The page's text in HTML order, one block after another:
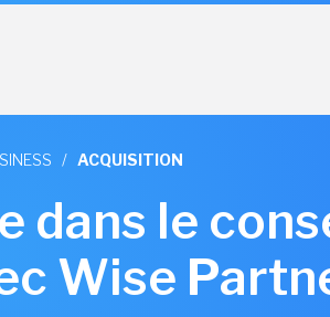
/ ACQUISITION
dans le
Wise